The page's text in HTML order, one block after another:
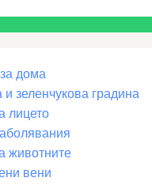
дома
и зеленчукова градина
лицето
животните
вени